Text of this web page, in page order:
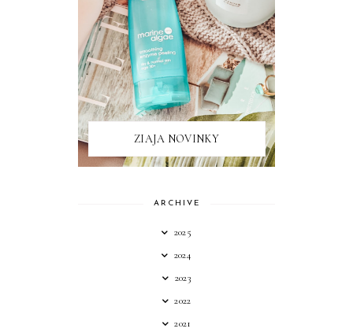
ZIAJA NOVINKY
ARCHIVE
2025
2024
2023
2022
2021